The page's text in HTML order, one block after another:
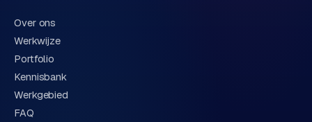
Over ons
Werkwijze
Portfolio
Kennisbank
Werkgebied
FAQ